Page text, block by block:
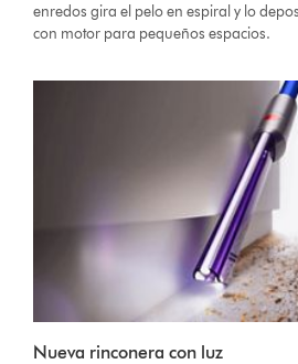
enredos gira el pelo en espiral y lo
con motor para pequeños espacios.
Nueva rinconera con luz